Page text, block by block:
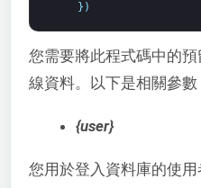
} )
您需要將此程式碼中的
線資料。以下是相關參數
{user}
您用於登入資料庫的使用